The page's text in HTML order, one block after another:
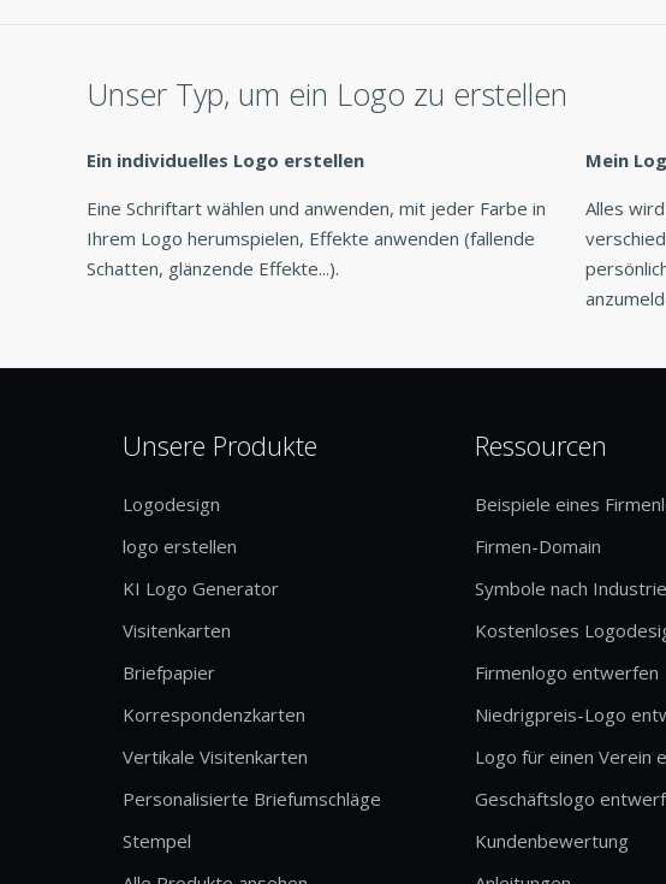
Unser Typ, um ein Logo zu erstellen
Ein individuelles Logo erstellen
Eine Schriftart wählen und anwenden, mit jeder Farbe in
Ihrem Logo herumspielen, Effekte anwenden (fallende
Schatten, glänzende Effekte...).
Mein
Alles
Unsere Produkte
Logodesign
logo erstellen
KI Logo Generator
Visitenkarten
Briefpapier
Korrespondenzkarten
Vertikale Visitenkarten
Personalisierte Briefumschläge
Stempel
Ressourcen
Beispiele eines
Firmen-Domain
Symbole nach Industrie
Kostenloses
Firmenlogo entwerfen
Niedrigpreis-Logo
Logo für einen Verein
Geschäftslogo
Kundenbewertung